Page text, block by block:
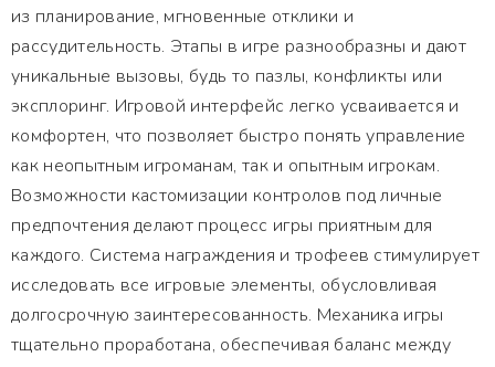
из планирование, мгновенные отклики и
рассудительность. Этапы в игре разнообразны и дают
уникальные вызовы, будь то пазлы, конфликты или
эксплоринг. Игровой интерфейс легко усваивается и
комфортен, что позволяет быстро понять управление
как неопытным игроманам, так и опытным игрокам.
Возможности кастомизации контролов под личные
предпочтения делают процесс игры приятным для
каждого. Система награждения и трофеев стимулирует
исследовать все игровые элементы, обусловливая
долгосрочную заинтересованность. Механика игры
тщательно проработана, обеспечивая баланс между